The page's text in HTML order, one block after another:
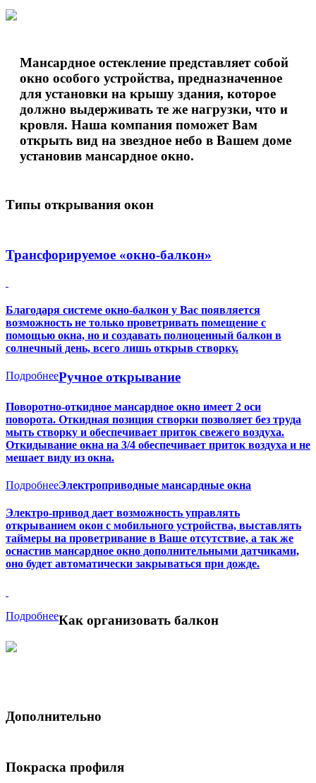
Мансардное остекление представляет собой
окно особого устройства, предназначенное
для установки на крышу здания, которое
должно выдерживать те же нагрузки, что и
кровля. Наша компания поможет Вам
открыть вид на звездное небо в Вашем доме
установив мансардное окно.
Типы открывания окон
Трансфорируемое «окно-балкон»
Благодаря системе окно-балкон у Вас появляется
возможность не только проветривать помещение с
помощью окна, но и создавать полноценный балкон в
солнечный день, всего лишь открыв створку.
ПодробнееРучное открывание
Поворотно-откидное мансардное окно имеет 2 оси
поворота. Откидная позиция створки позволяет без труда
мыть створку и обеспечивает приток свежего воздуха.
Откидывание окна на 3/4 обеспечивает приток воздуха и не
мешает виду из окна.
ПодробнееЭлектроприводные мансардные окна
Электро-привод дает возможность управлять
открыванием окон с мобильного устройства, выставлять
таймеры на проветривание в Ваше отсутствие, а так же
оснастив мансардное окно дополнительными датчиками,
оно будет автоматически закрываться при дожде.
ПодробнееКак организовать балкон
Дополнительно
Покраска профиля